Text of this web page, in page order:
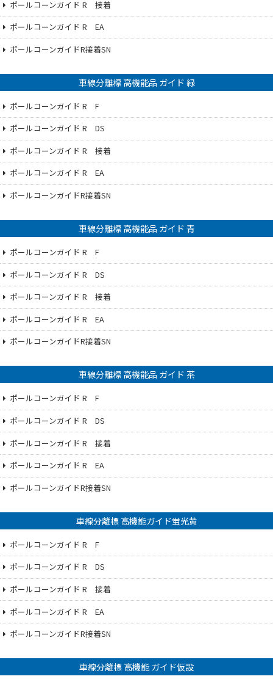
ポールコーンガイド R 接着
ポールコーンガイド R EA
ポールコーンガイドR接着SN
車線分離標 高機能品 ガイド 緑
ポールコーンガイド R F
ポールコーンガイド R DS
ポールコーンガイド R 接着
ポールコーンガイド R EA
ポールコーンガイドR接着SN
車線分離標 高機能品 ガイド 青
ポールコーンガイド R F
ポールコーンガイド R DS
ポールコーンガイド R 接着
ポールコーンガイド R EA
ポールコーンガイドR接着SN
車線分離標 高機能品 ガイド 茶
ポールコーンガイド R F
ポールコーンガイド R DS
ポールコーンガイド R 接着
ポールコーンガイド R EA
ポールコーンガイドR接着SN
車線分離標 高機能ガイド蛍光黄
ポールコーンガイド R F
ポールコーンガイド R DS
ポールコーンガイド R 接着
ポールコーンガイド R EA
ポールコーンガイドR接着SN
車線分離標 高機能 ガイド仮設